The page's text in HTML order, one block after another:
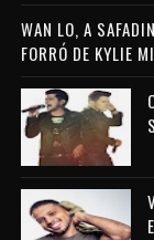
WAN LO, A
FORRÓ DE KYLIE